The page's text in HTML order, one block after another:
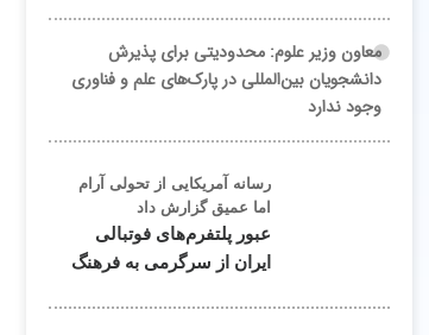
معاون وزیر علوم: محدودیتی برای پذیرش
دانشجویان بین‌المللی در پارک‌های علم و فناوری
وجود ندارد
رسانه آمریکایی از تحولی آرام
اما عمیق گزارش داد
عبور پلتفرم‌های فوتبالی
ایران از سرگرمی به فرهنگ